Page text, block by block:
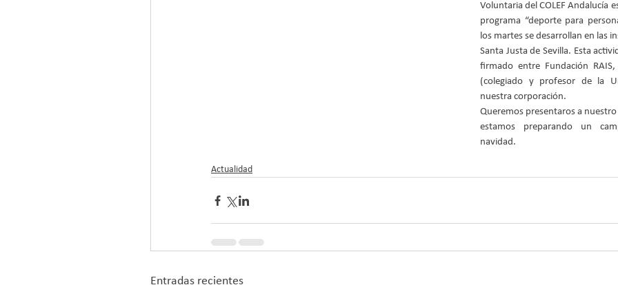
Voluntaria del COLEF Andalucía
programa “deporte para
los martes se desarrollan en las
Santa Justa de Sevilla. Esta
firmado entre Fundación RAIS,
(colegiado y profesor de la
nuestra corporación.
Queremos presentaros a
estamos preparando un
navidad.
Actualidad
Entradas recientes